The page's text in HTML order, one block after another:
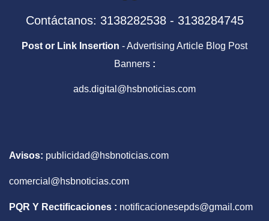
Contáctanos: 3138282538 - 3138284745
Post or Link Insertion - Advertising Article Blog Post
Banners :
ads.digital@hsbnoticias.com
Avisos: publicidad@hsbnoticias.com
comercial@hsbnoticias.com
PQR Y Rectificaciones : notificacionesepds@gmail.com